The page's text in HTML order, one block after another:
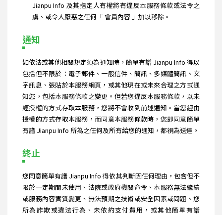
Jianpu Info 及其指定人有權將有違反本服務條款或法令之
虞、或令人厭惡之任何「 會員內容 」加以移除。
通知
如依法或其他相關規定須為通知時，簡單有譜 Jianpu Info 得以
包括但不限於：電子郵件、一般信件、簡訊、多媒體簡訊、文
字訊息、張貼於本服務網頁，或其他現在或未來合理之方式通
知您，包括本服務條款之變更。但若您違反本服務條款，以未
經授權的方式存取本服務，您將不會收到前述通知。當您經由
授權的方式存取本服務，而同意本服務條款時，您即同意簡單
有譜 Jianpu Info 所為之任何及所有給您的通知，都視為送達。
終止
您同意簡單有譜 Jianpu Info 得依其判斷因任何理由，包含但不
限於一定期間未使用、法院或政府機關命令、本服務無法繼續
或服務內容實質變更、無法預期之技術或安全因素或問題、您
所為詐欺或違法行為、未依約支付費用，或其他簡單有譜